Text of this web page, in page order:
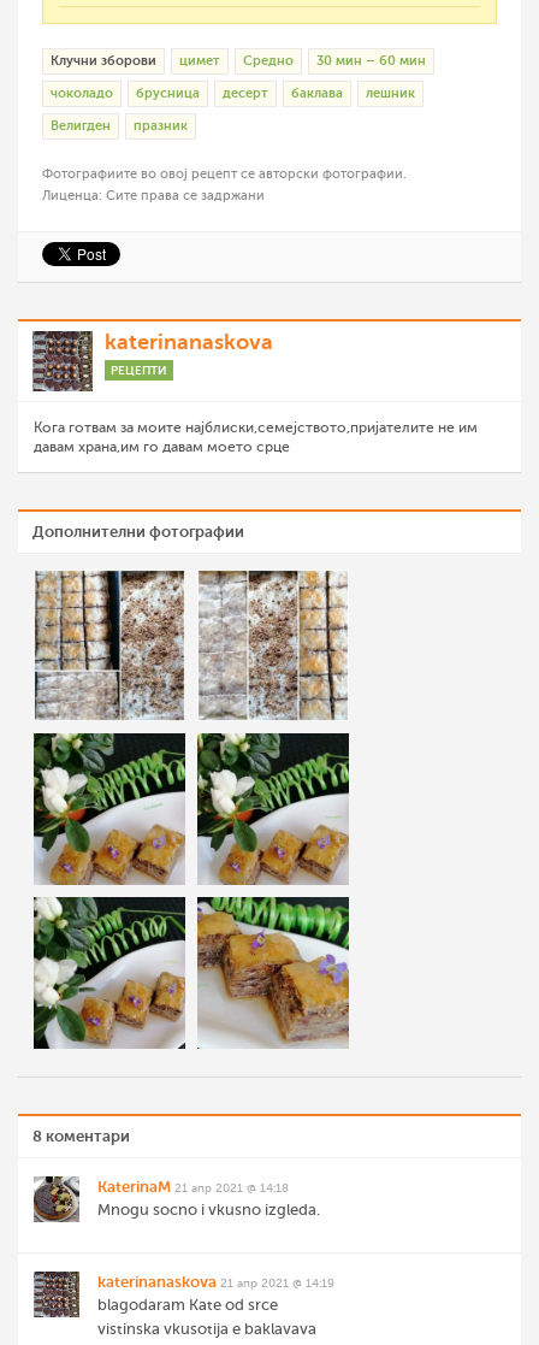
Клучни зборови цимет Средно 30 мин – 60 мин
чоколадо брусница десерт баклава лешник
Велигден празник
Фотографиите во овој рецепт се авторски фотографии.
Лиценца: Сите права се задржани
katerinanaskova
РЕЦЕПТИ
Кога готвам за моите најблиски,семејството,пријателите не им
давам храна,им го давам моето срце
Дополнителни фотографии
8 коментари
KaterinaM 21 апр 2021 @ 14:18
Mnogu socno i vkusno izgleda.
katerinanaskova 21 апр 2021 @ 14:19
blagodaram Kate od srce
vistinska vkusotija e baklavava